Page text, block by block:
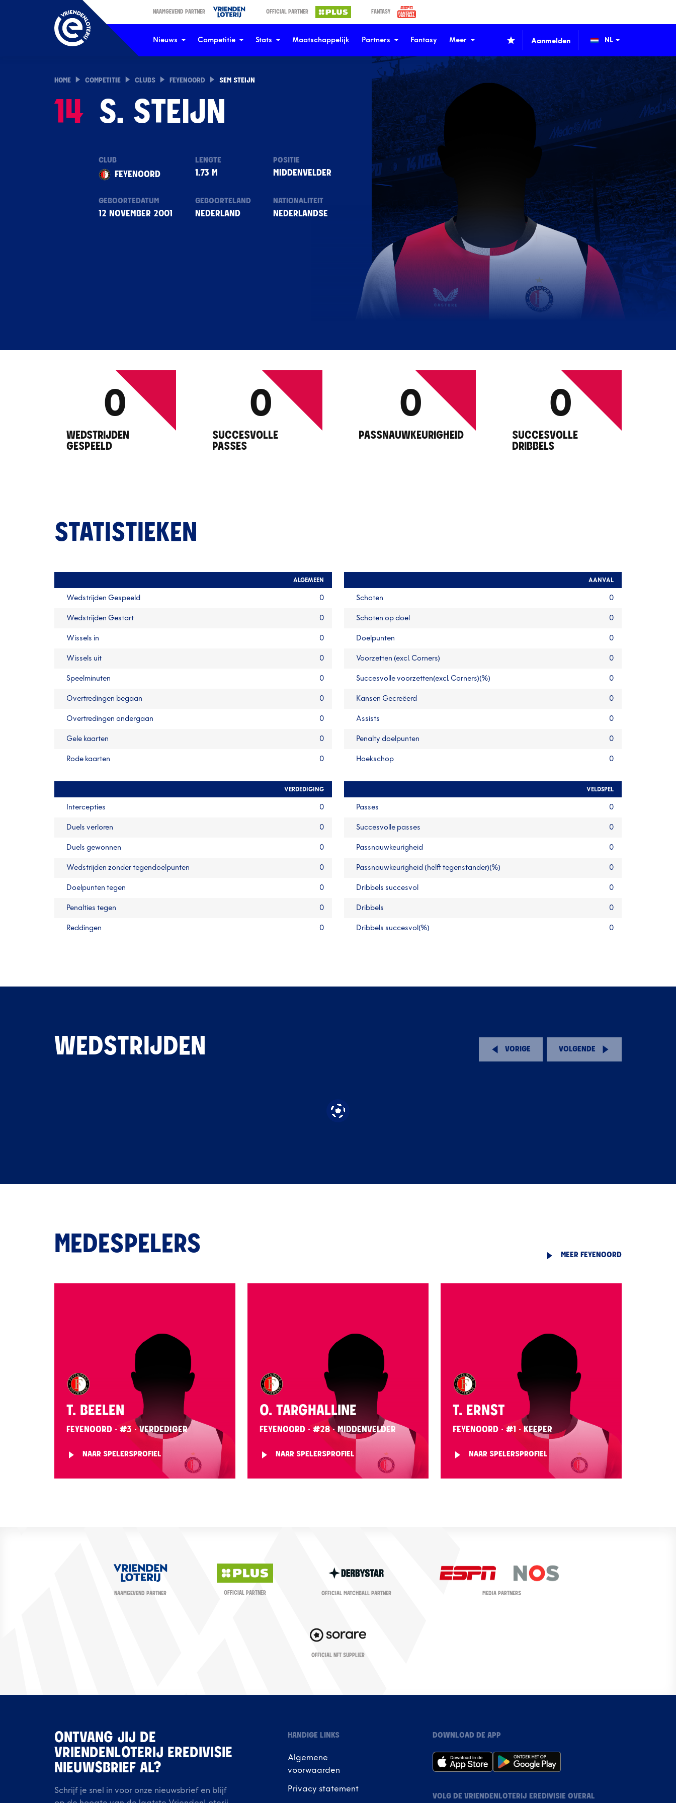
NAAMGEVEND PARTNER OFFICIAL PARTNER FANTASY
Nieuws Competitie Stats Maatschappelijk Partners Fantasy Meer Aanmelden
HOME COMPETITIE CLUBS FEYENOORD SEM STEIJN
14 S. STEIJN
CLUB
FEYENOORD
LENGTE
1.73 M
POSITIE
MIDDENVELDER
GEBOORTEDATUM
12 NOVEMBER 2001
GEBOORTELAND
NEDERLAND
NATIONALITEIT
NEDERLANDSE
0
WEDSTRIJDEN
GESPEELD
0
SUCCESVOLLE
PASSES
0
PASSNAUWKEURIGHEID
0
SUCCESVOLLE
DRIBBELS
STATISTIEKEN
ALGEMEEN
Wedstrijden Gespeeld 0
Wedstrijden Gestart 0
Wissels in 0
Wissels uit 0
Speelminuten 0
Overtredingen begaan 0
Overtredingen ondergaan 0
Gele kaarten 0
Rode kaarten 0
AANVAL
Schoten 0
Schoten op doel 0
Doelpunten 0
Voorzetten (excl. Corners) 0
Succesvolle voorzetten(excl. Corners)(%) 0
Kansen Gecreëerd 0
Assists 0
Penalty doelpunten 0
Hoekschop 0
VERDEDIGING
Intercepties 0
Duels verloren 0
Duels gewonnen 0
Wedstrijden zonder tegendoelpunten 0
Doelpunten tegen 0
Penalties tegen 0
Reddingen 0
VELDSPEL
Passes 0
Succesvolle passes 0
Passnauwkeurigheid 0
Passnauwkeurigheid (helft tegenstander)(%) 0
Dribbels succesvol 0
Dribbels 0
Dribbels succesvol(%) 0
WEDSTRIJDEN VORIGE VOLGENDE
MEDESPELERS MEER FEYENOORD
T. BEELEN
FEYENOORD · #3 · VERDEDIGER
NAAR SPELERSPROFIEL
O. TARGHALLINE
FEYENOORD · #28 · MIDDENVELDER
NAAR SPELERSPROFIEL
T. ERNST
FEYENOORD · #1 · KEEPER
NAAR SPELERSPROFIEL
NAAMGEVEND PARTNER OFFICIAL PARTNER OFFICIAL MATCHBALL PARTNER MEDIA PARTNERS
OFFICIAL NFT SUPPLIER
ONTVANG JIJ DE
VRIENDENLOTERIJ EREDIVISIE
NIEUWSBRIEF AL?
Schrijf je snel in voor onze nieuwsbrief en blijf
HANDIGE LINKS
Algemene
voorwaarden
Privacy statement
DOWNLOAD DE APP
VOLG DE VRIENDENLOTERIJ EREDIVISIE OVERAL